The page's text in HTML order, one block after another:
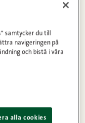
året för att man
samtycker du till
navigeringen på
och bistå i våra
alla cookies